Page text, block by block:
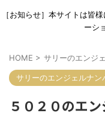
［お知らせ］本サイトは皆
ーシ
HOME > サリーのエンジ
サリーのエンジェルナン
５０２０のエ